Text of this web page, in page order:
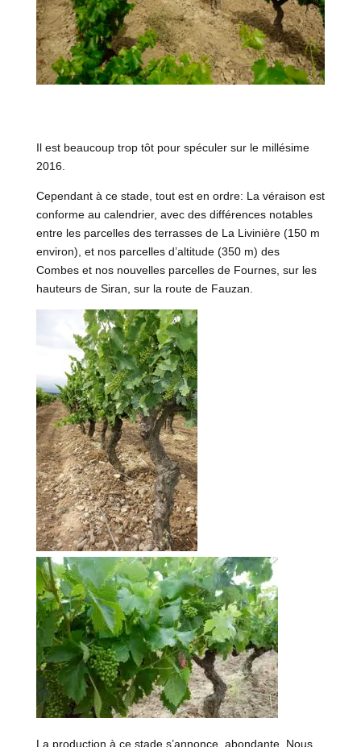
Il est beaucoup trop tôt pour spéculer sur le millésime
2016.
Cependant à ce stade, tout est en ordre: La véraison est
conforme au calendrier, avec des différences notables
entre les parcelles des terrasses de La Livinière (150 m
environ), et nos parcelles d’altitude (350 m) des
Combes et nos nouvelles parcelles de Fournes, sur les
hauteurs de Siran, sur la route de Fauzan.
La production à ce stade s’annonce abondante. Nous